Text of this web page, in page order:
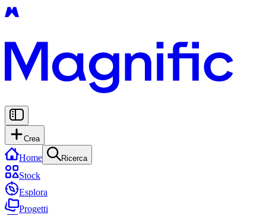
Crea
Home Ricerca
Stock
Esplora
Progetti